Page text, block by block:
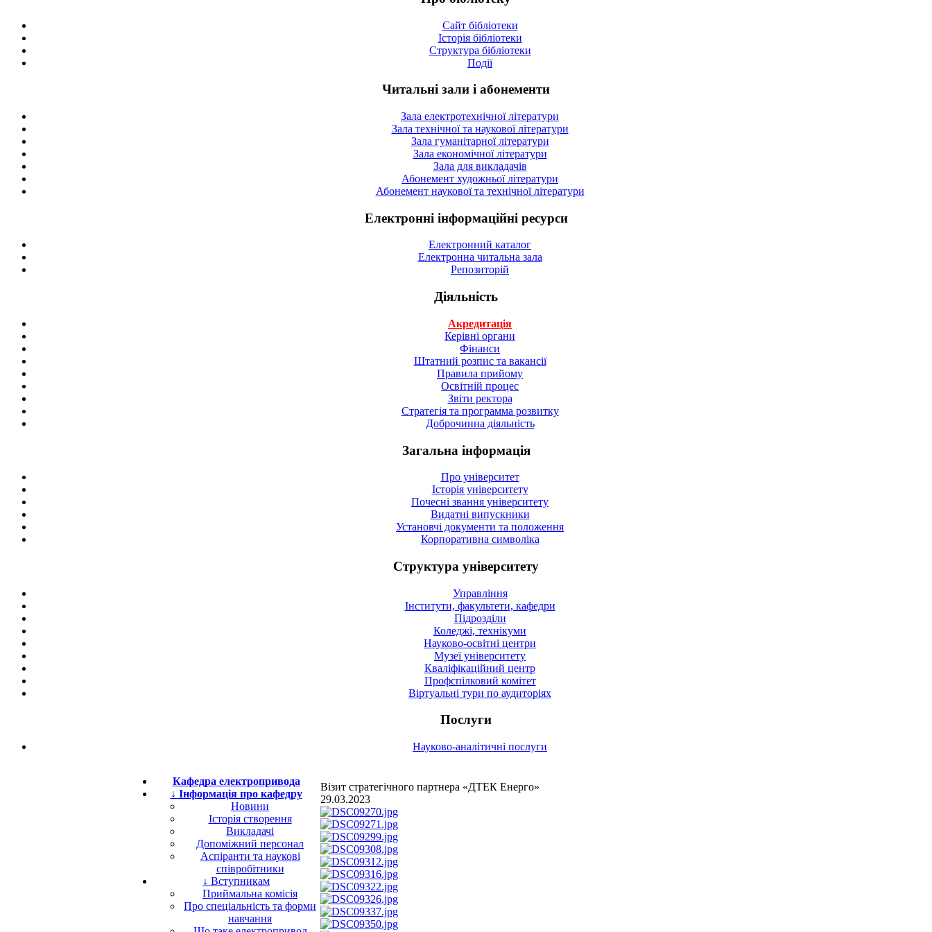
Сайт бібліотеки
Історія бібліотеки
Структура бібліотеки
Події
Читальні зали і абонементи
Зала електротехнічної літератури
Зала технічної та наукової літератури
Зала гуманітарної літератури
Зала економічної літератури
Зала для викладачів
Абонемент художньої літератури
Абонемент наукової та технічної літератури
Електронні інформаційні ресурси
Електронний каталог
Електронна читальна зала
Репозиторій
Діяльність
Акредитація
Керівні органи
Фінанси
Штатний розпис та вакансії
Правила прийому
Освітній процес
Звіти ректора
Стратегія та программа розвитку
Доброчинна діяльність
Загальна інформація
Про університет
Історія університету
Почесні звання університету
Видатні випускники
Установчі документи та положення
Корпоративна символiка
Структура університету
Управління
Інститути, факультети, кафедри
Підрозділи
Коледжі, технікуми
Науково-освітні центри
Музеї університету
Кваліфікаційний центр
Профспілковий комітет
Віртуальні тури по аудиторіях
Послуги
Науково-аналітичні послуги
Кафедра електропривода
↓ Інформація про кафедру
Новини
Історія створення
Викладачі
Допоміжний персонал
Аспіранти та наукові
співробітники
↓ Вступникам
Приймальна комісія
Про спеціальність та форми
навчання
Візит стратегічного партнера «ДТЕК Енерго»
29.03.2023